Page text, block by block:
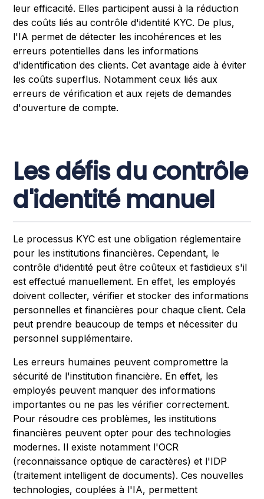
leur efficacité. Elles participent aussi à la réduction
des coûts liés au contrôle d'identité KYC. De plus,
l'IA permet de détecter les incohérences et les
erreurs potentielles dans les informations
d'identification des clients. Cet avantage aide à éviter
les coûts superflus. Notamment ceux liés aux
erreurs de vérification et aux rejets de demandes
d'ouverture de compte.
Les défis du contrôle
d'identité manuel
Le processus KYC est une obligation réglementaire
pour les institutions financières. Cependant, le
contrôle d'identité peut être coûteux et fastidieux s'il
est effectué manuellement. En effet, les employés
doivent collecter, vérifier et stocker des informations
personnelles et financières pour chaque client. Cela
peut prendre beaucoup de temps et nécessiter du
personnel supplémentaire.
Les erreurs humaines peuvent compromettre la
sécurité de l'institution financière. En effet, les
employés peuvent manquer des informations
importantes ou ne pas les vérifier correctement.
Pour résoudre ces problèmes, les institutions
financières peuvent opter pour des technologies
modernes. Il existe notamment l'OCR
(reconnaissance optique de caractères) et l'IDP
(traitement intelligent de documents). Ces nouvelles
technologies, couplées à l'IA, permettent